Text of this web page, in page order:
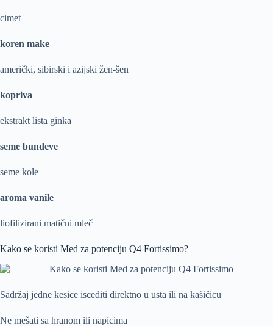
cimet
koren make
američki, sibirski i azijski žen-šen
kopriva
ekstrakt lista ginka
seme bundeve
seme kole
aroma vanile
liofilizirani matični mleč
Kako se koristi Med za potenciju Q4 Fortissimo?
Sadržaj jedne kesice iscediti direktno u usta ili na kašičicu
Ne mešati sa hranom ili napicima